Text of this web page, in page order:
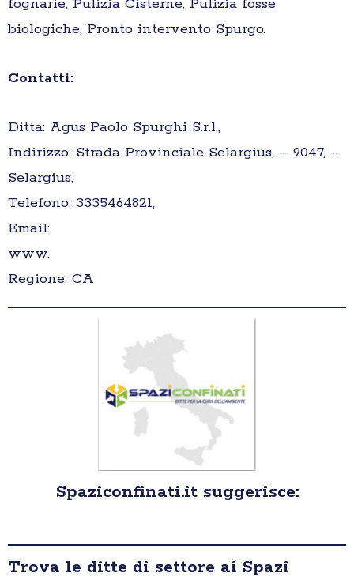
fognarie, Pulizia Cisterne, Pulizia fosse
biologiche, Pronto intervento Spurgo.
Contatti:
Ditta: Agus Paolo Spurghi S.r.l.,
Indirizzo: Strada Provinciale Selargius, – 9047, –
Selargius,
Telefono: 3335464821,
Email:
www.
Regione: CA
Spaziconfinati.it suggerisce:
Trova le ditte di settore ai Spazi